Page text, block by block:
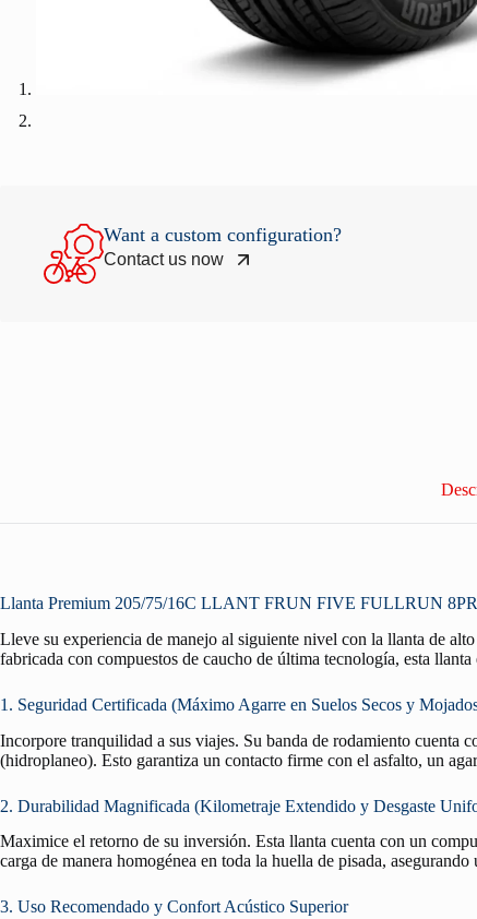
Want a custom configuration?
Contact us now
Llanta Premium 205/75/16C LLANT FRUN FIVE FULLRUN
Lleve su experiencia de manejo al siguiente nivel con la llanta de
fabricada con compuestos de caucho de última tecnología, esta
1. Seguridad Certificada (Máximo Agarre en Suelos Secos y
Incorpore tranquilidad a sus viajes. Su banda de rodamiento cuenta
(hidroplaneo). Esto garantiza un contacto firme con el asfalto, un
2. Durabilidad Magnificada (Kilometraje Extendido y Desgaste
Maximice el retorno de su inversión. Esta llanta cuenta con un
carga de manera homogénea en toda la huella de pisada,
3. Uso Recomendado y Confort Acústico Superior